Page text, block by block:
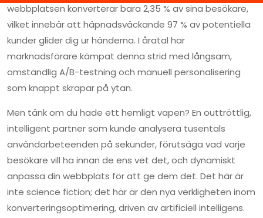
webbplatsen konverterar bara 2,35 % av sina besökare,
vilket innebär att häpnadsväckande 97 % av potentiella
kunder glider dig ur händerna. I åratal har
marknadsförare kämpat denna strid med långsam,
omständlig A/B-testning och manuell personalisering
som knappt skrapar på ytan.
Men tänk om du hade ett hemligt vapen? En outtröttlig,
intelligent partner som kunde analysera tusentals
användarbeteenden på sekunder, förutsäga vad varje
besökare vill ha innan de ens vet det, och dynamiskt
anpassa din webbplats för att ge dem det. Det här är
inte science fiction; det här är den nya verkligheten inom
konverteringsoptimering, driven av artificiell intelligens.